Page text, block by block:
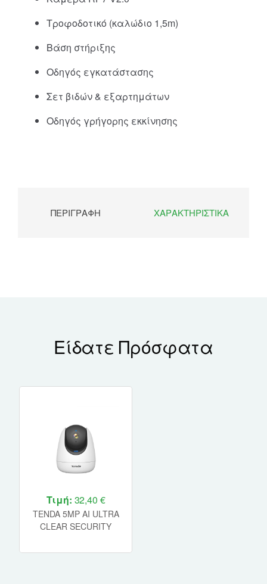
Τροφοδοτικό (καλώδιο 1,5m)
Βάση στήριξης
Οδηγός εγκατάστασης
Σετ βιδών & εξαρτημάτων
Οδηγός γρήγορης εκκίνησης
ΠΕΡΙΓΡΑΦΉ ΧΑΡΑΚΤΗΡΙΣΤΙΚΆ
Είδατε Πρόσφατα
Τιμή: 32,40 €
TENDA 5MP AI ULTRA
CLEAR SECURITY